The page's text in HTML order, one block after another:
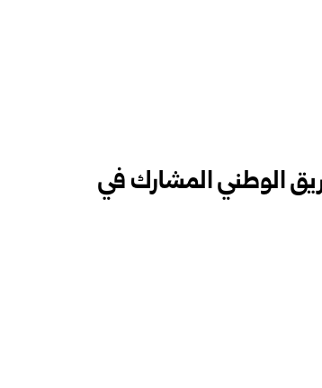
الوطني المشارك في